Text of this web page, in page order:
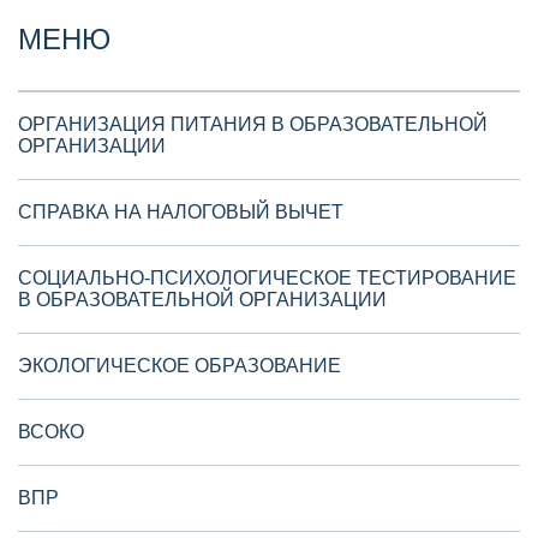
МЕНЮ
ОРГАНИЗАЦИЯ ПИТАНИЯ В ОБРАЗОВАТЕЛЬНОЙ
ОРГАНИЗАЦИИ
СПРАВКА НА НАЛОГОВЫЙ ВЫЧЕТ
СОЦИАЛЬНО-ПСИХОЛОГИЧЕСКОЕ ТЕСТИРОВАНИЕ
В ОБРАЗОВАТЕЛЬНОЙ ОРГАНИЗАЦИИ
ЭКОЛОГИЧЕСКОЕ ОБРАЗОВАНИЕ
ВСОКО
ВПР